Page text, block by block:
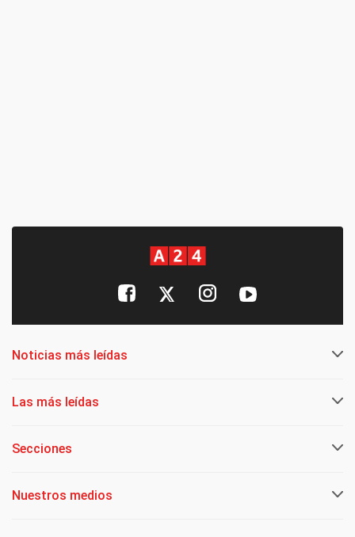
Noticias más leídas
Las más leídas
Secciones
Nuestros medios